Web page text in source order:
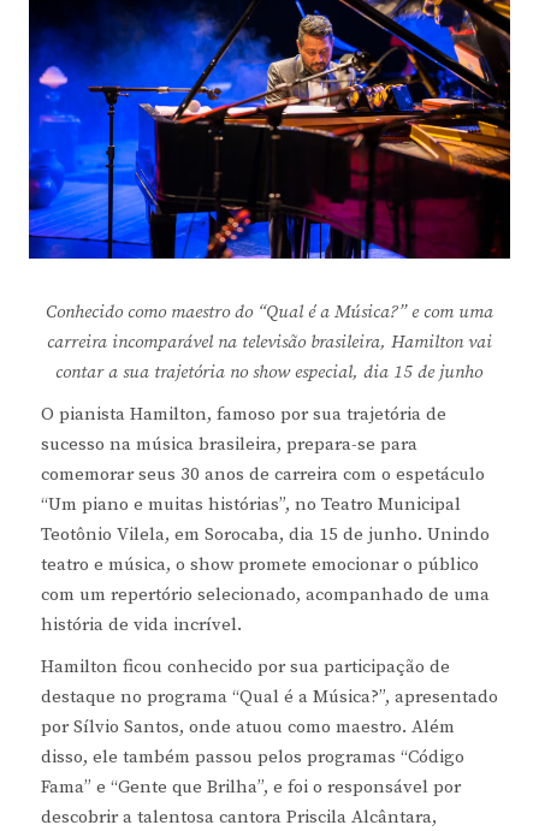
Conhecido como maestro do “Qual é a Música?” e com uma
carreira incomparável na televisão brasileira, Hamilton vai
contar a sua trajetória no show especial, dia 15 de junho
O pianista Hamilton, famoso por sua trajetória de
sucesso na música brasileira, prepara-se para
comemorar seus 30 anos de carreira com o espetáculo
“Um piano e muitas histórias”, no Teatro Municipal
Teotônio Vilela, em Sorocaba, dia 15 de junho. Unindo
teatro e música, o show promete emocionar o público
com um repertório selecionado, acompanhado de uma
história de vida incrível.
Hamilton ficou conhecido por sua participação de
destaque no programa “Qual é a Música?”, apresentado
por Sílvio Santos, onde atuou como maestro. Além
disso, ele também passou pelos programas “Código
Fama” e “Gente que Brilha”, e foi o responsável por
descobrir a talentosa cantora Priscila Alcântara,